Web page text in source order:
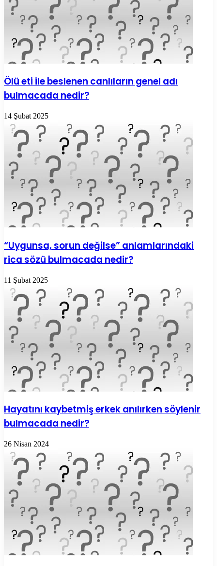
Ölü eti ile beslenen canlıların genel adı
bulmacada nedir?
14 Şubat 2025
“Uygunsa, sorun değilse” anlamlarındaki
rica sözü bulmacada nedir?
11 Şubat 2025
Hayatını kaybetmiş erkek anılırken söylenir
bulmacada nedir?
26 Nisan 2024